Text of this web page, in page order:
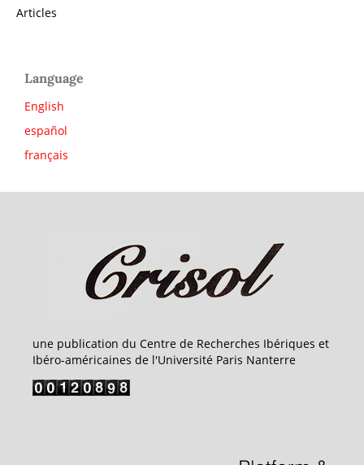
Articles
Language
English
español
français
une publication du Centre de Recherches Ibériques et
Ibéro-américaines de l'Université Paris Nanterre